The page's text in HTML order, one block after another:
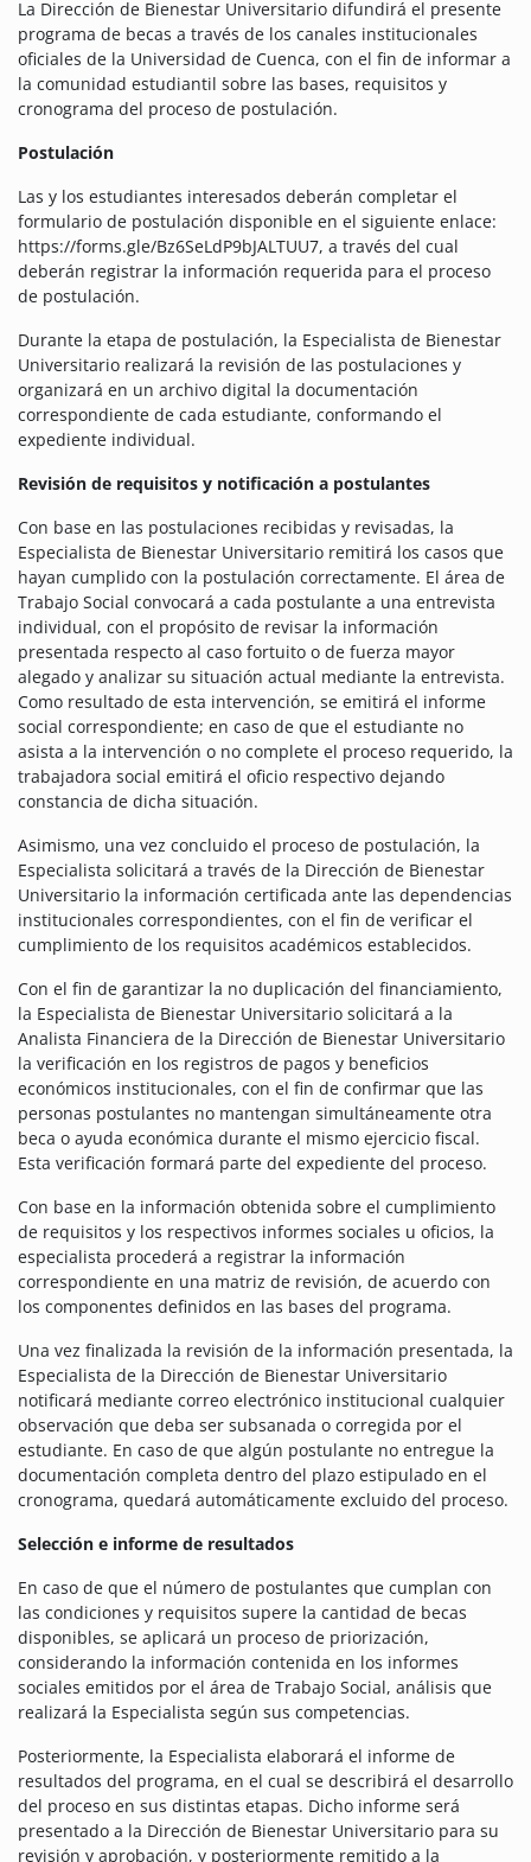
La Dirección de Bienestar Universitario difundirá el presente
programa de becas a través de los canales institucionales
oficiales de la Universidad de Cuenca, con el fin de informar a
la comunidad estudiantil sobre las bases, requisitos y
cronograma del proceso de postulación.
Postulación
Las y los estudiantes interesados deberán completar el
formulario de postulación disponible en el siguiente enlace:
https://forms.gle/Bz6SeLdP9bJALTUU7, a través del cual
deberán registrar la información requerida para el proceso
de postulación.
Durante la etapa de postulación, la Especialista de Bienestar
Universitario realizará la revisión de las postulaciones y
organizará en un archivo digital la documentación
correspondiente de cada estudiante, conformando el
expediente individual.
Revisión de requisitos y notificación a postulantes
Con base en las postulaciones recibidas y revisadas, la
Especialista de Bienestar Universitario remitirá los casos que
hayan cumplido con la postulación correctamente. El área de
Trabajo Social convocará a cada postulante a una entrevista
individual, con el propósito de revisar la información
presentada respecto al caso fortuito o de fuerza mayor
alegado y analizar su situación actual mediante la entrevista.
Como resultado de esta intervención, se emitirá el informe
social correspondiente; en caso de que el estudiante no
asista a la intervención o no complete el proceso requerido, la
trabajadora social emitirá el oficio respectivo dejando
constancia de dicha situación.
Asimismo, una vez concluido el proceso de postulación, la
Especialista solicitará a través de la Dirección de Bienestar
Universitario la información certificada ante las dependencias
institucionales correspondientes, con el fin de verificar el
cumplimiento de los requisitos académicos establecidos.
Con el fin de garantizar la no duplicación del financiamiento,
la Especialista de Bienestar Universitario solicitará a la
Analista Financiera de la Dirección de Bienestar Universitario
la verificación en los registros de pagos y beneficios
económicos institucionales, con el fin de confirmar que las
personas postulantes no mantengan simultáneamente otra
beca o ayuda económica durante el mismo ejercicio fiscal.
Esta verificación formará parte del expediente del proceso.
Con base en la información obtenida sobre el cumplimiento
de requisitos y los respectivos informes sociales u oficios, la
especialista procederá a registrar la información
correspondiente en una matriz de revisión, de acuerdo con
los componentes definidos en las bases del programa.
Una vez finalizada la revisión de la información presentada, la
Especialista de la Dirección de Bienestar Universitario
notificará mediante correo electrónico institucional cualquier
observación que deba ser subsanada o corregida por el
estudiante. En caso de que algún postulante no entregue la
documentación completa dentro del plazo estipulado en el
cronograma, quedará automáticamente excluido del proceso.
Selección e informe de resultados
En caso de que el número de postulantes que cumplan con
las condiciones y requisitos supere la cantidad de becas
disponibles, se aplicará un proceso de priorización,
considerando la información contenida en los informes
sociales emitidos por el área de Trabajo Social, análisis que
realizará la Especialista según sus competencias.
Posteriormente, la Especialista elaborará el informe de
resultados del programa, en el cual se describirá el desarrollo
del proceso en sus distintas etapas. Dicho informe será
presentado a la Dirección de Bienestar Universitario para su
revisión y aprobación, y posteriormente remitido a la